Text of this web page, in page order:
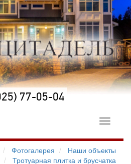
77-05-04
Toggle
Фотогалерея
Наши объекты
Тротуарная плитка и брусчатка